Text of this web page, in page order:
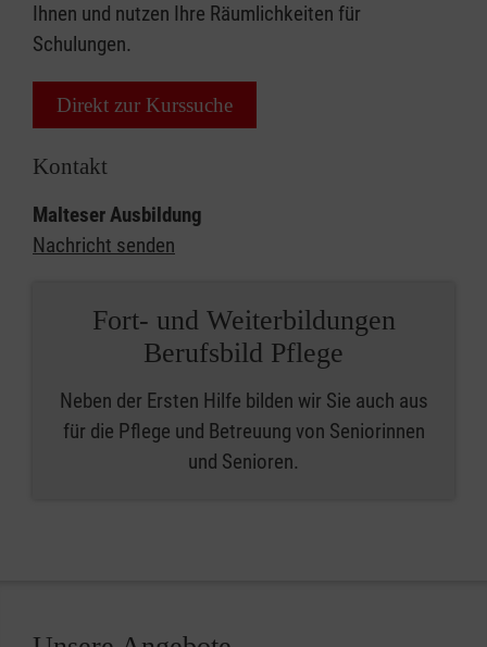
Ihnen und nutzen Ihre Räumlichkeiten für
Schulungen.
Direkt zur Kurssuche
Kontakt
Malteser Ausbildung
Nachricht senden
Fort- und Weiterbildungen
Berufsbild Pflege
Neben der Ersten Hilfe bilden wir Sie auch aus
für die Pflege und Betreuung von Seniorinnen
und Senioren.